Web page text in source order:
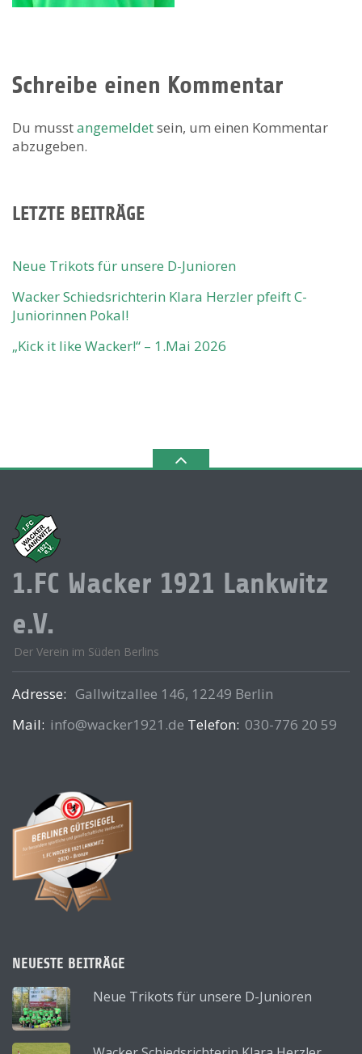
Schreibe einen Kommentar
Du musstangemeldetsein, um einen Kommentar
abzugeben.
LETZTE BEITRÄGE
Neue Trikots für unsere D-Junioren
Wacker Schiedsrichterin Klara Herzler pfeift C-
Juniorinnen Pokal!
„Kick it like Wacker!“ – 1.Mai 2026
1.FC Wacker 1921 Lankwitz
e.V.
Der Verein im Süden Berlins
Adresse: Gallwitzallee 146, 12249 Berlin
Mail: info@wacker1921.de Telefon: 030-776 20 59
NEUESTE BEITRÄGE
Neue Trikots für unsere D-Junioren